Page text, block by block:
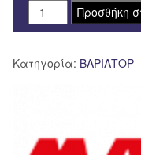
MAL-
5118659
MALOSSI
SYMPHONY
Προσθήκη
Κατηγορία: ΒΑΡΙΑΤΟΡ